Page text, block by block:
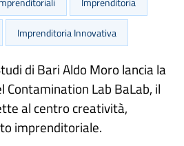
Imprenditoria Innovativa
di Bari Aldo Moro lancia la
Contamination Lab BaLab, il
al centro creatività,
imprenditoriale.